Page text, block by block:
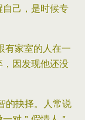
己，是时候专
有家室的人在一
因发现他还没
的抉择。人常说